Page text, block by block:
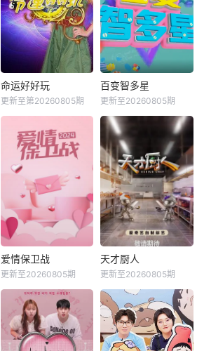
命运好好玩
更新至第20260805期
百变智多星
更新至20260805期
爱情保卫战
更新至20260805期
天才厨人
更新至20260805期